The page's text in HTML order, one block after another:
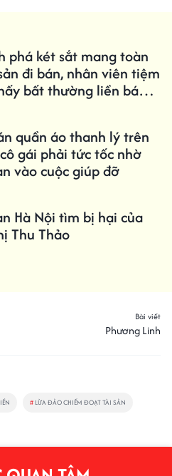
phá két sắt mang toàn
đi bán, nhân viên tiệm
bất thường liền báo
quần áo thanh lý trên
gái phải tức tốc nhờ
vào cuộc giúp đỡ
Hà Nội tìm bị hại của
Thu Thảo
Bài viết
Phương Linh
# LỪA ĐẢO CHIẾM ĐOẠT TÀI SẢN